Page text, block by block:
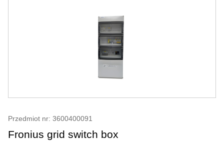
Przedmiot nr: 3600400091
Fronius grid switch box